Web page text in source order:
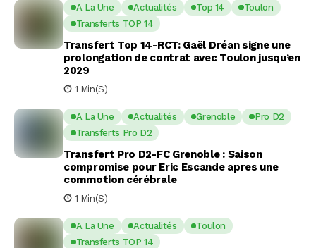
A La Une Actualités Top 14
Toulon
Transferts TOP 14
Transfert Top 14-RCT: Gaël Dréan signe une
prolongation de contrat avec Toulon jusqu’en
2029
1 Min(s)
A La Une Actualités Grenoble
Pro D2
Transferts Pro D2
Transfert Pro D2-FC Grenoble : Saison
compromise pour Eric Escande apres une
commotion cérébrale
1 Min(s)
A La Une Actualités
Toulon
Transferts TOP 14